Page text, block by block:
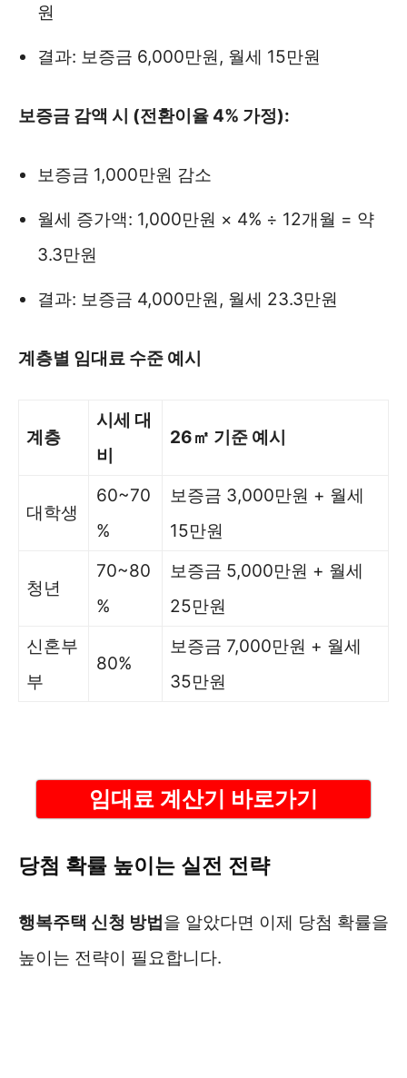
원
결과: 보증금 6,000만원, 월세 15만원
보증금 감액 시 (전환이율 4% 가정):
보증금 1,000만원 감소
월세 증가액: 1,000만원 × 4% ÷ 12개월 = 약
3.3만원
결과: 보증금 4,000만원, 월세 23.3만원
계층별 임대료 수준 예시
계층
시세 대
비
26㎡ 기준 예시
대학생
60~70
%
보증금 3,000만원 + 월세
15만원
청년
70~80
%
보증금 5,000만원 + 월세
25만원
신혼부
부
80%
보증금 7,000만원 + 월세
35만원
임대료 계산기 바로가기
당첨 확률 높이는 실전 전략
행복주택 신청 방법 을 알았다면 이제 당첨 확률을
높이는 전략이 필요합니다.